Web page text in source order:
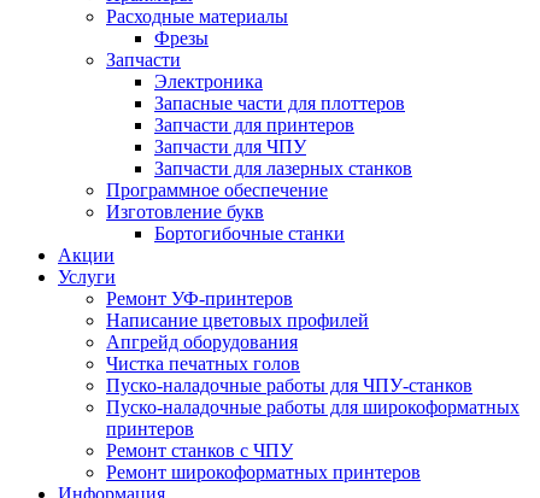
Расходные материалы
Фрезы
Запчасти
Электроника
Запасные части для плоттеров
Запчасти для принтеров
Запчасти для ЧПУ
Запчасти для лазерных станков
Программное обеспечение
Изготовление букв
Бортогибочные станки
Акции
Услуги
Ремонт УФ-принтеров
Написание цветовых профилей
Апгрейд оборудования
Чистка печатных голов
Пуско-наладочные работы для ЧПУ-станков
Пуско-наладочные работы для широкоформатных
принтеров
Ремонт станков с ЧПУ
Ремонт широкоформатных принтеров